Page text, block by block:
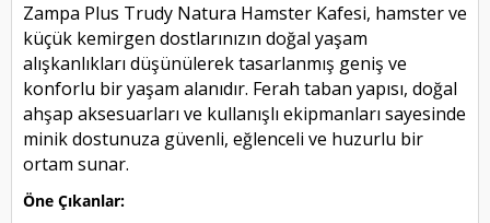
Zampa Plus Trudy Natura Hamster Kafesi, hamster ve
küçük kemirgen dostlarınızın doğal yaşam
alışkanlıkları düşünülerek tasarlanmış geniş ve
konforlu bir yaşam alanıdır. Ferah taban yapısı, doğal
ahşap aksesuarları ve kullanışlı ekipmanları sayesinde
minik dostunuza güvenli, eğlenceli ve huzurlu bir
ortam sunar.
Öne Çıkanlar: